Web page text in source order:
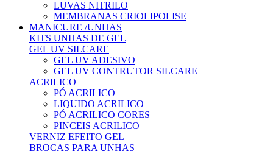
LUVAS NITRILO
MEMBRANAS CRIOLIPOLISE
MANICURE /UNHAS
KITS UNHAS DE GEL
GEL UV SILCARE
GEL UV ADESIVO
GEL UV CONTRUTOR SILCARE
ACRILICO
PÓ ACRILICO
LIQUIDO ACRILICO
PÓ ACRILICO CORES
PINCEIS ACRILICO
VERNIZ EFEITO GEL
BROCAS PARA UNHAS